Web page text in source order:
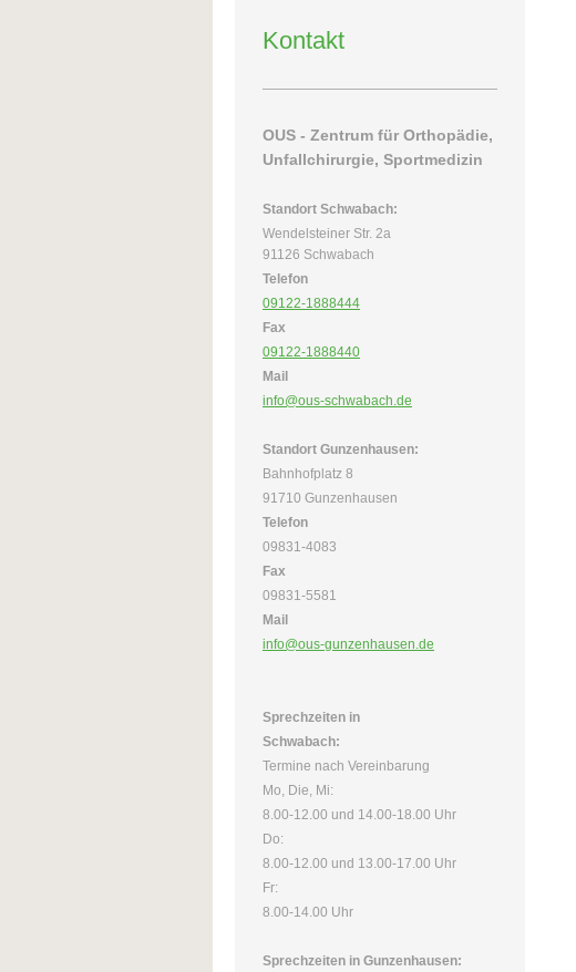
Kontakt
OUS - Zentrum für Orthopädie,
Unfallchirurgie, Sportmedizin
Standort Schwabach:
Wendelsteiner Str. 2a
91126 Schwabach
Telefon
09122-1888444
Fax
09122-1888440
Mail
info@ous-schwabach.de
Standort Gunzenhausen:
Bahnhofplatz 8
91710 Gunzenhausen
Telefon
09831-4083
Fax
09831-5581
Mail
info@ous-gunzenhausen.de
Sprechzeiten in
Schwabach:
Termine nach Vereinbarung
Mo, Die, Mi:
8.00-12.00 und 14.00-18.00 Uhr
Do:
8.00-12.00 und 13.00-17.00 Uhr
Fr:
8.00-14.00 Uhr
Sprechzeiten in Gunzenhausen: